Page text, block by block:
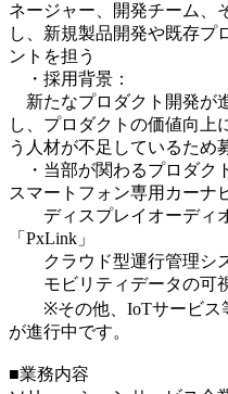
ネージャー、開発チーム、
し、新規製品開発や既存プ
ントを担う
・採用背景：
新たなプロダクト開発が
し、プロダクトの価値向上
う人材が不足しているため
・当部が関わるプロダク
スマートフォン専用カーナ
ディスプレイオーディオ
「PxLink」
クラウド型運行管理シス
モビリティデータの可視
※その他、IoTサービス
が進行中です。
■業務内容